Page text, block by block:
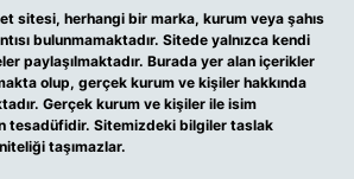
sitesi, herhangi bir marka, kurum veya şahıs
bulunmamaktadır. Sitede yalnızca kendi
paylaşılmaktadır. Burada yer alan içerikler
olup, gerçek kurum ve kişiler hakkında
Gerçek kurum ve kişiler ile isim
tesadüfidir. Sitemizdeki bilgiler taslak
taşımazlar.